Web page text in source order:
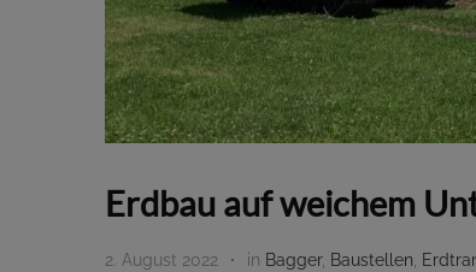
Erdbau auf weichem
2. August 2022 in Bagger, Baustellen